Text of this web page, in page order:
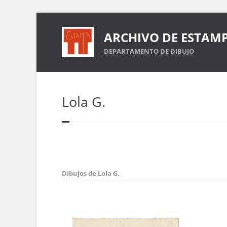
ARCHIVO DE
DEPARTAMENTO DE DIBUJO
Lola G.
Dibujos de Lola G.